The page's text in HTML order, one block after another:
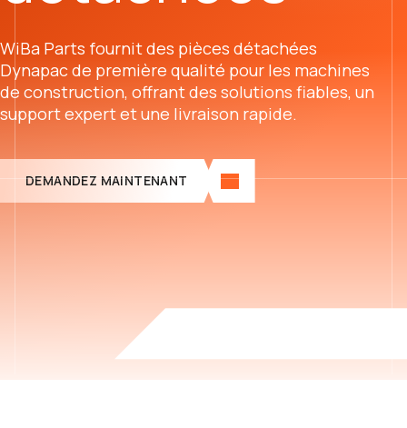
WiBa Parts fournit des pièces détachées
Dynapac de première qualité pour les machines
de construction, offrant des solutions fiables, un
support expert et une livraison rapide.
DEMANDEZ MAINTENANT